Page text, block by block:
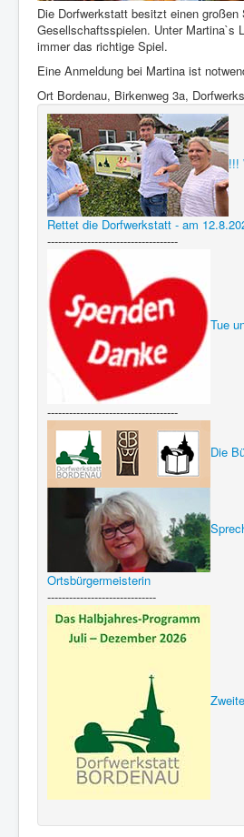
Die Dorfwerkstatt besitzt einen großen
Gesellschaftsspielen. Unter Martina`s
immer das richtige Spiel.
Eine Anmeldung bei Martina ist
Ort Bordenau, Birkenweg 3a,
!!!
Rettet die Dorfwerkstatt - am
------------------------------------
Tue
------------------------------------
Die
Ortsbürgermeisterin
------------------------------